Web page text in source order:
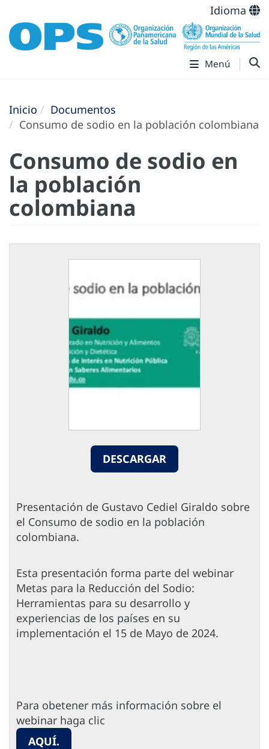
Idioma
Menú
Inicio
Documentos
Consumo de sodio en la población colombiana
Consumo de sodio en
la población
colombiana
DESCARGAR
Presentación de Gustavo Cediel Giraldo sobre
el Consumo de sodio en la población
colombiana.
Esta presentación forma parte del webinar
Metas para la Reducción del Sodio:
Herramientas para su desarrollo y
experiencias de los países en su
implementación el 15 de Mayo de 2024.
Para obetener más información sobre el
webinar haga clic
AQUÍ.